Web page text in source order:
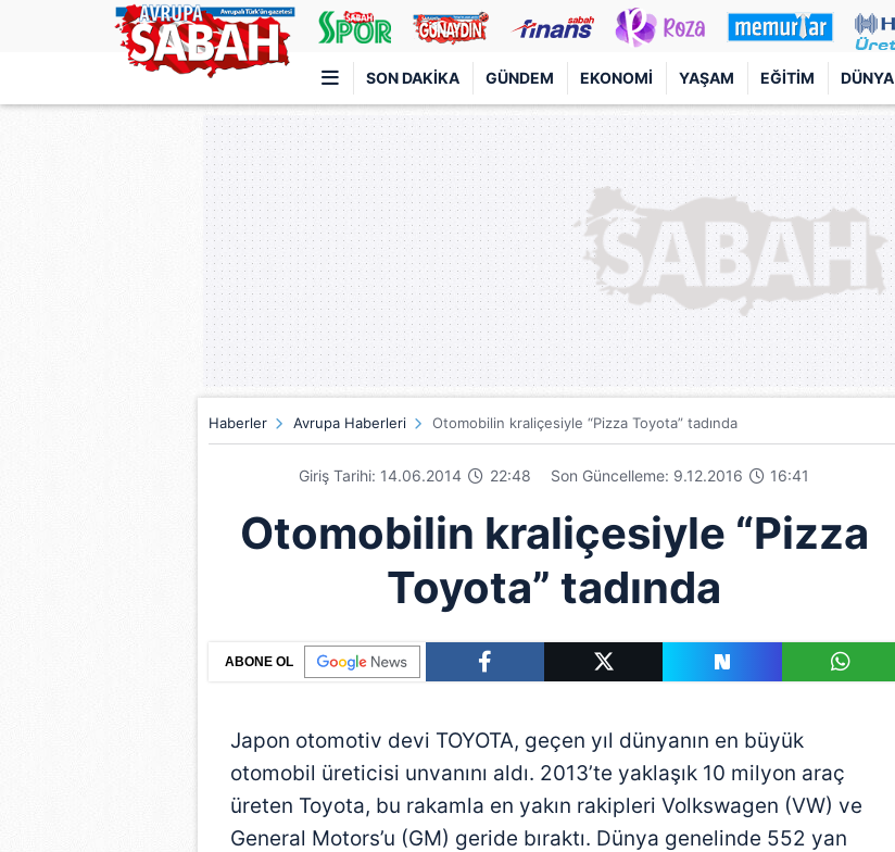
SON DAKIKA GÜNDEM EKONOMI YAŞAM EĞITIM DÜNYA
Türkiye'nin en iyi haber sitesi
Haberler Avrupa Haberleri Otomobilin kraliçesiyle “Pizza Toyota” tadında
Giriş Tarihi: 14.06.2014 22:48 Son Güncelleme: 9.12.2016 16:41
Otomobilin kraliçesiyle “Pizza
Toyota” tadında
ABONE OL
Japon otomotiv devi TOYOTA, geçen yıl dünyanın en büyük
otomobil üreticisi unvanını aldı. 2013’te yaklaşık 10 milyon araç
üreten Toyota, bu rakamla en yakın rakipleri Volkswagen (VW) ve
General Motors’u (GM) geride bıraktı. Dünya genelinde 552 yan